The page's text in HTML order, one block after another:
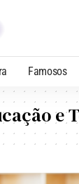
Famosos
e